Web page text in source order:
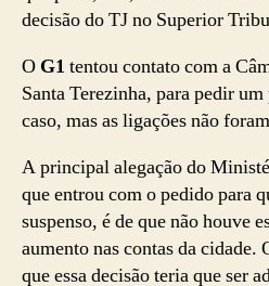
decisão do TJ no Superior
O G1 tentou contato com a
Santa Terezinha, para pedir
caso, mas as ligações não
A principal alegação do
que entrou com o pedido para
suspenso, é de que não houve
aumento nas contas da cidade.
que essa decisão teria que ser